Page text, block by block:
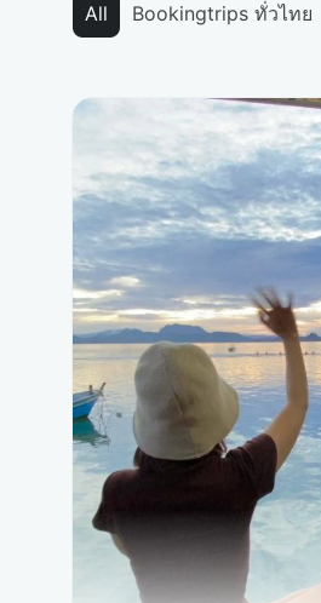
All Bookingtrips ทั่วไทย